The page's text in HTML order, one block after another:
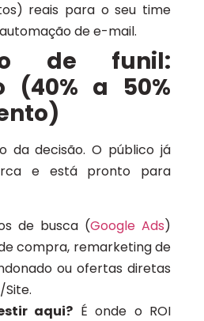
reais para o seu time
de e-mail.
de funil:
(40% a 50%
da decisão. O público já
e está pronto para
de busca (Google Ads)
compra, remarketing de
ou ofertas diretas
aqui? É onde o ROI